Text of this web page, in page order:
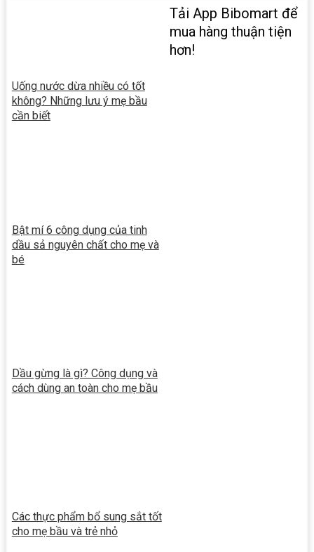
Uống nước dừa nhiều có tốt
không? Những lưu ý mẹ bầu
cần biết
Bật mí 6 công dụng của tinh
dầu sả nguyên chất cho mẹ và
bé
Dầu gừng là gì? Công dụng và
cách dùng an toàn cho mẹ bầu
Các thực phẩm bổ sung sắt tốt
cho mẹ bầu và trẻ nhỏ
Tải App Bibomart để
mua hàng thuận tiện
hơn!